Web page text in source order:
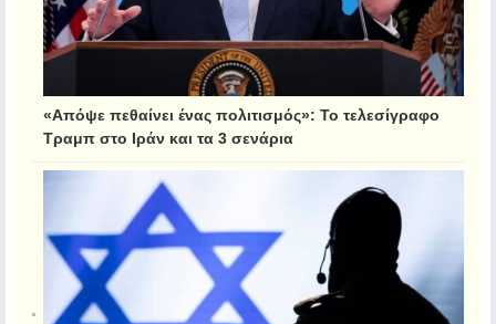
«Απόψε πεθαίνει ένας πολιτισμός»: Το τελεσίγραφο
Τραμπ στο Ιράν και τα 3 σενάρια